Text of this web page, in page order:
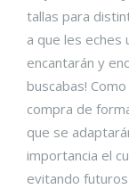
tallas para
a que les eches
encantarán y
buscabas!
compra de
que se
importancia el
evitando